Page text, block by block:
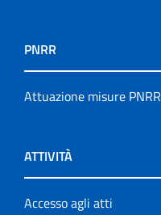
PNRR
Attuazione misure PNRR
ATTIVITÀ
Accesso agli atti